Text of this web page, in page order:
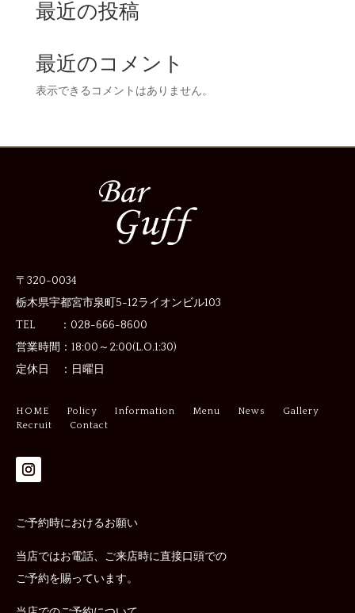
最近の投稿
最近のコメント
表示できるコメントはありません。
〒320-0034
栃木県宇都宮市泉町5-12ライオンビル103
TEL ：028-666-8600
営業時間： 18:00～2:00(L.O.1:30)
定休日 ： 日曜日
HOME Policy Information Menu News
Gallery
Recruit
Contact
ご予約時におけるお願い
当店ではお電話、ご来店時に直接口頭での
ご予約を賜っています。